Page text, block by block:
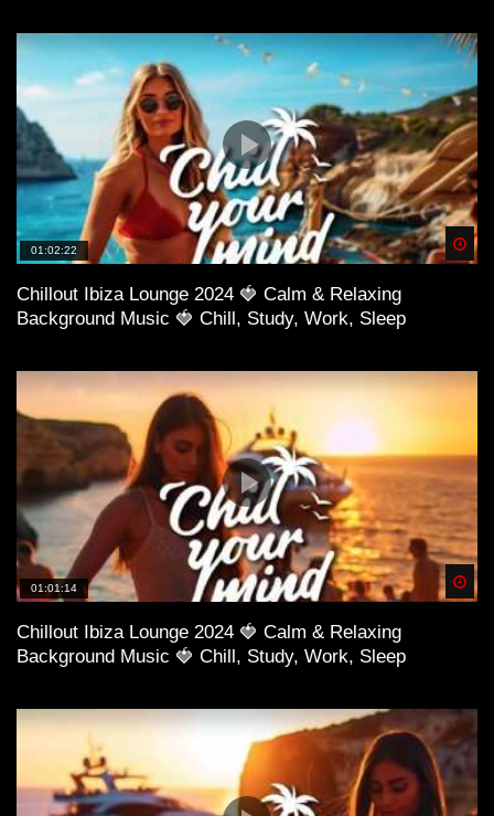
01:02:22
Chillout Ibiza Lounge 2024 🍓 Calm & Relaxing
Background Music 🍓 Chill, Study, Work, Sleep
01:01:14
Chillout Ibiza Lounge 2024 🍓 Calm & Relaxing
Background Music 🍓 Chill, Study, Work, Sleep